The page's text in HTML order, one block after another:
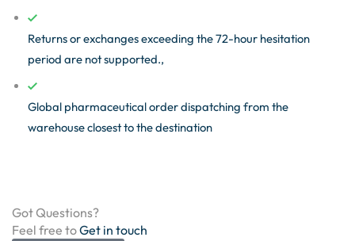
Returns or exchanges exceeding the 72-hour hesitation
period are not supported.,
Global pharmaceutical order dispatching from the
warehouse closest to the destination
Got Questions?
Feel free toGet in touch